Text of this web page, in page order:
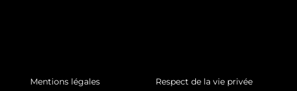
Mentions légales Respect de la vie privée